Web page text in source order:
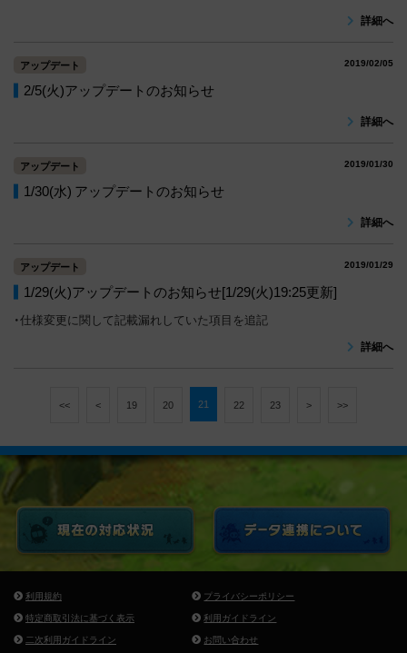
詳細へ
アップデート 2019/02/05
2/5(火)アップデートのお知らせ
詳細へ
アップデート 2019/01/30
1/30(水) アップデートのお知らせ
詳細へ
アップデート 2019/01/29
1/29(火)アップデートのお知らせ[1/29(火)19:25更新]
・仕様変更に関して記載漏れしていた項目を追記
詳細へ
<< < 19 20 21 22 23 > >>
利用規約
プライバシーポリシー
特定商取引法に基づく表示
利用ガイドライン
二次利用ガイドライン
お問い合わせ